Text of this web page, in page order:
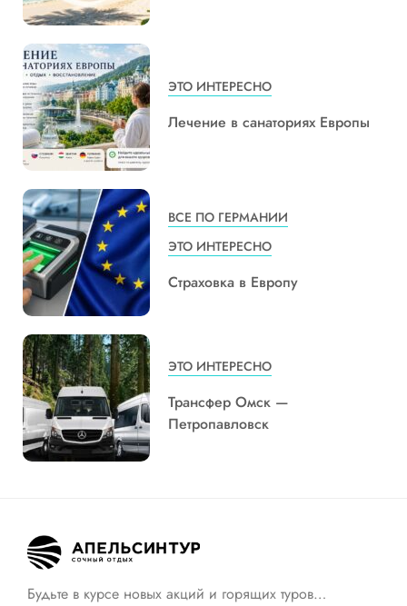
ЭТО ИНТЕРЕСНО
Лечение в санаториях Европы
ВСЕ ПО ГЕРМАНИИ
ЭТО ИНТЕРЕСНО
Страховка в Европу
ЭТО ИНТЕРЕСНО
Трансфер Омск —
Петропавловск
Будьте в курсе новых акций и горящих туров…